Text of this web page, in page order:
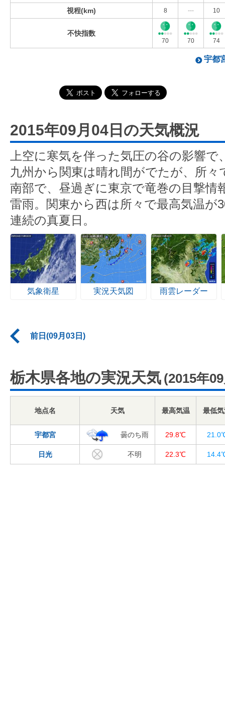
視程(km) 8 --- 10
不快指数
70 70 74
宇都
2015年09月04日の天気概況
上空に寒気を伴った気圧の谷の影響で
九州から関東は晴れ間がでたが、所々
南部で、昼過ぎに東京で竜巻の目撃情
雷雨。関東から西は所々で最高気温が
連続の真夏日。
気象衛星 実況天気図 雨雲レーダー
前日(09月03日)
栃木県各地の実況天気 (2015年
地点名 天気 最高気温 最低
宇都宮 曇のち雨 29.8℃
日光 不明 22.3℃